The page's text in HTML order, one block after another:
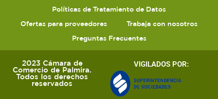
Políticas de Tratamiento de Datos
Ofertas para proveedores
Trabaja con nosotros
Preguntas Frecuentes
2023 Cámara de
Comercio de Palmira.
Todos los derechos
reservados
VIGILADOS POR: